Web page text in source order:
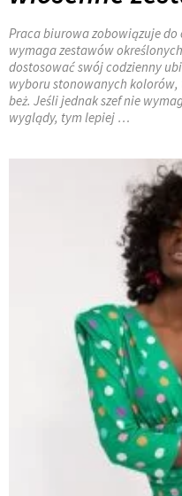
Praca biurowa zobowiązuje
wymaga zestawów określonych
dostosować swój codzienny
wyboru stonowanych kolorów,
beż. Jeśli jednak szef nie
wyglądy, tym lepiej …